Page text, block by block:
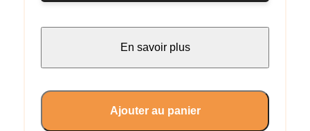
En savoir plus
Ajouter au panier